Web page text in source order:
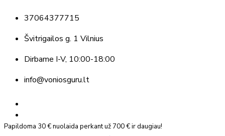
37064377715
Švitrigailos g. 1 Vilnius
Dirbame I-V, 10:00-18:00
info@voniosguru.lt
Papildoma 30 € nuolaida perkant už 700 € ir daugiau!